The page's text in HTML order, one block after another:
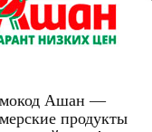
Ашан —
продукты